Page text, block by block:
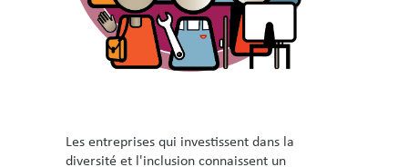
Les entreprises qui investissent dans la
diversité et l'inclusion connaissent un